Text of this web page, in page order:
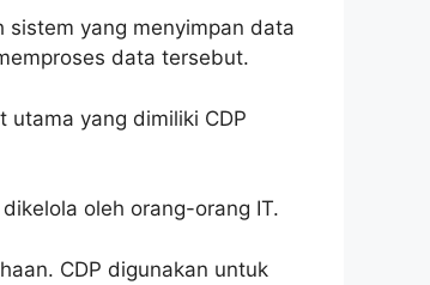
sistem yang menyimpan data
data tersebut.
utama yang dimiliki CDP
oleh orang-orang IT.
CDP digunakan untuk